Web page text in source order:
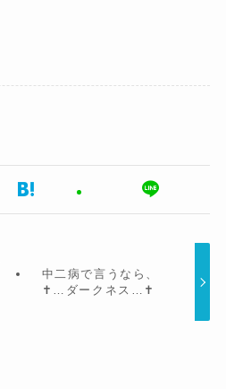
中二病で言うなら、
✝…ダークネス…✝